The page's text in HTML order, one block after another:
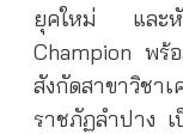
ยุคใหม่ และหั
Champion พร้
สังกัดสาขาวิช
ราชภัฏลำปาง